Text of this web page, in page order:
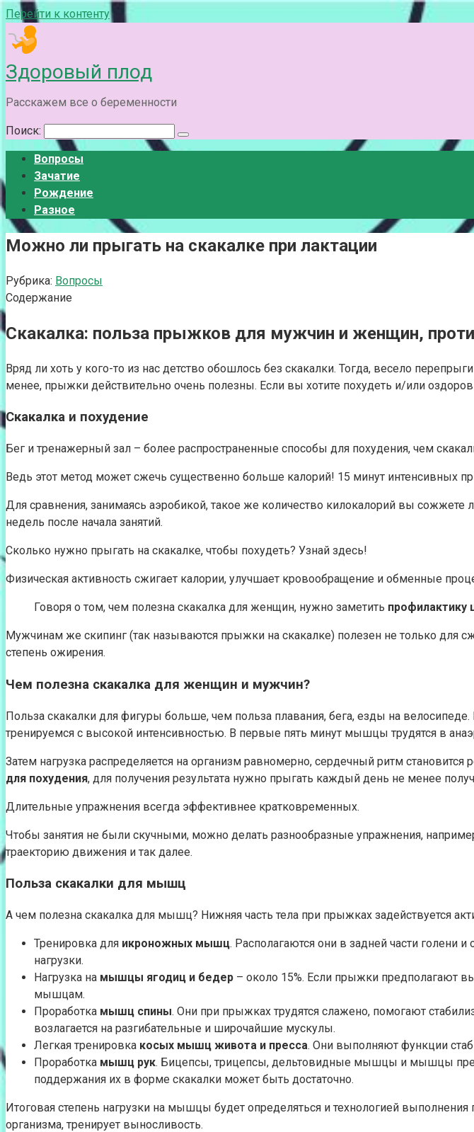
Перейти к контенту
Здоровый плод
Расскажем все о беременности
Поиск:
Вопросы
Зачатие
Рождение
Разное
Можно ли прыгать на скакалке при лактации
Рубрика: Вопросы
Содержание
Скакалка: польза прыжков для мужчин и женщин,
Вряд ли хоть у кого-то из нас детство обошлось без скакалки. Тогда, весело
менее, прыжки действительно очень полезны. Если вы хотите похудеть и/или
Скакалка и похудение
Бег и тренажерный зал – более распространенные способы для похудения, чем
Ведь этот метод может сжечь существенно больше калорий! 15 минут интенсивных
Для сравнения, занимаясь аэробикой, такое же количество килокалорий вы
недель после начала занятий.
Сколько нужно прыгать на скакалке, чтобы похудеть? Узнай здесь!
Физическая активность сжигает калории, улучшает кровообращение и обменные
Говоря о том, чем полезна скакалка для женщин, нужно заметить профилактику
Мужчинам же скипинг (так называются прыжки на скакалке) полезен не только для
степень ожирения.
Чем полезна скакалка для женщин и мужчин?
Польза скакалки для фигуры больше, чем польза плавания, бега, езды на
тренируемся с высокой интенсивностью. В первые пять минут мышцы трудятся в
Затем нагрузка распределяется на организм равномерно, сердечный ритм
для похудения, для получения результата нужно прыгать каждый день не менее
Длительные упражнения всегда эффективнее кратковременных.
Чтобы занятия не были скучными, можно делать разнообразные упражнения,
траекторию движения и так далее.
Польза скакалки для мышц
А чем полезна скакалка для мышц? Нижняя часть тела при прыжках задействуется
Тренировка для икроножных мышц. Располагаются они в задней части голени
нагрузки.
Нагрузка на мышцы ягодиц и бедер – около 15%. Если прыжки предполагают
мышцам.
Проработка мышц спины. Они при прыжках трудятся слажено, помогают
возлагается на разгибательные и широчайшие мускулы.
Легкая тренировка косых мышц живота и пресса. Они выполняют функции
Проработка мышц рук. Бицепсы, трицепсы, дельтовидные мышцы и мышцы
поддержания их в форме скакалки может быть достаточно.
Итоговая степень нагрузки на мышцы будет определяться и технологией
организма, тренирует выносливость.